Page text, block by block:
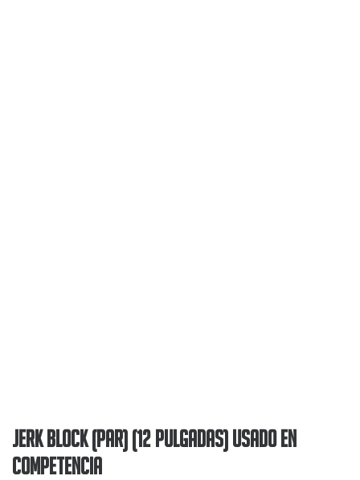
Jerk Block (Par) (12 Pulgadas) Usado en
Competencia